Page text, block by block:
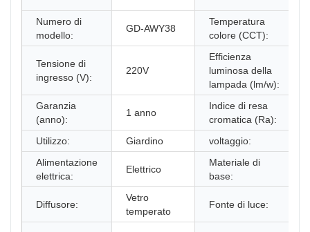
Numero di
modello:
GD-AWY38
Temperatura
colore (CCT):
Tensione di
ingresso (V):
220V
Efficienza
luminosa della
lampada (lm/w):
Garanzia
(anno):
1 anno
Indice di resa
cromatica (Ra):
Utilizzo:
Giardino
voltaggio:
Alimentazione
elettrica:
Elettrico
Materiale di
base:
Diffusore:
Vetro
temperato
Fonte di luce: